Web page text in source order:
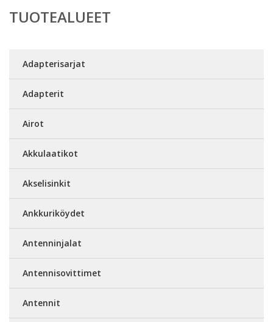
TUOTEALUEET
Adapterisarjat
Adapterit
Airot
Akkulaatikot
Akselisinkit
Ankkuriköydet
Antenninjalat
Antennisovittimet
Antennit